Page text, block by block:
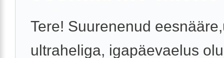
Tere! Suurenenud
ultraheliga, igapäevaelus